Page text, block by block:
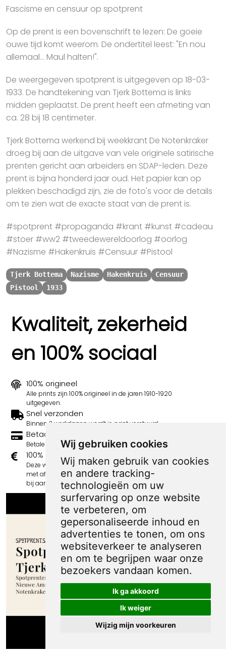
Wij gebruiken cookies
Wij maken gebruik van cookies
en andere tracking-
technologieën om uw
surfervaring op onze website
te verbeteren, om
gepersonaliseerde inhoud en
advertenties te tonen, om ons
websiteverkeer te analyseren
en om te begrijpen waar onze
bezoekers vandaan komen.
Ik ga akkoord
Ik weiger
Wijzig mijn voorkeuren
Fascisme en censuur op spotprent
Op de prent is een bovenschrift te lezen: De goeie
ouwe tijd komt weerom. De ondertitel leest: "En nou
allemaal... Maul halten!".
De weergegeven spotprent is uitgegeven op 18-03-
1933. De handtekening van Tjerk Bottema is links
midden geplaatst. De prent heeft een afmeting van
ca. 28 bij 18 centimeter.
Tjerk Bottema werkend bij weekkrant De Notenkraker
droeg bij aan de uitgave van vele originele satirische
prenten gericht aan arbeiders en SDAP-leden. Deze
prent is bijna honderd jaar oud. Het papier kan op
plekken beschadigd zijn, zie de foto's voor de details
om te zien wat de exacte staat van de prent is.
#spotprent #propaganda #krant #kunst #cadeau
#stoer #ww2 #tweedewereldoorlog #oorlog
#Nazisme #Hakenkruis #Censuur #Pistool
Tjerk Bottema Nazisme Hakenkruis
Censuur
Pistool
1933
Kwaliteit, zekerheid
en 100% sociaal
100% origineel
Alle prints zijn 100% origineel in de jaren 1910-1920
uitgegeven.
Snel verzonden
Binnen 3 werkdagen wordt je print verstuurd.
Betaal veilig en eenvoudig
Betalen kan met iDeal, Credit Card en Paypal.
100% sociaal
Deze webshop wordt volledig gerund door jongens
met afstand tot de arbeidsmarkt. Je bestelling draagt
bij aan hun welzijn en toekomstplannen!